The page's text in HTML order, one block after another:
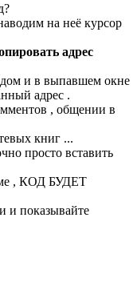
на неё курсор
адрес
и в выпавшем окне
адрес .
, общении в
книг ...
просто вставить
, КОД БУДЕТ
и показывайте